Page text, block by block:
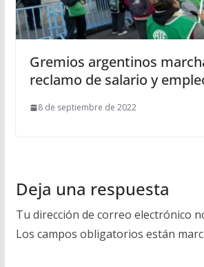
Gremios argentinos
reclamo de salario y
8 de septiembre de 2022
Deja una respuesta
Tu dirección de correo electrónico
Los campos obligatorios están